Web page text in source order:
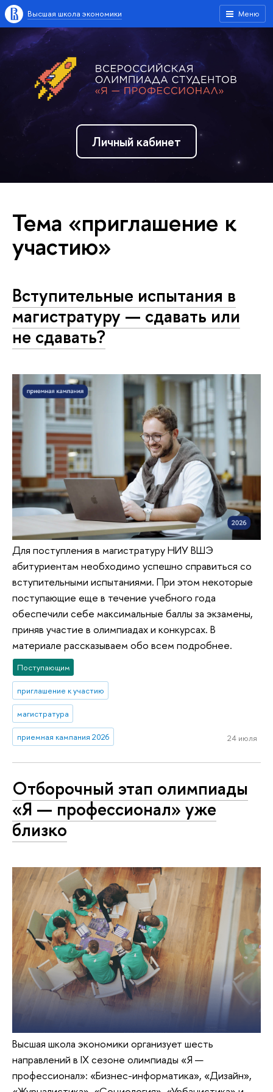
Меню
Высшая школа экономики
Личный кабинет
Тема «приглашение к
участию»
Вступительные испытания в
магистратуру — сдавать или
не сдавать?
Для поступления в магистратуру НИУ ВШЭ
абитуриентам необходимо успешно справиться со
вступительными испытаниями. При этом некоторые
поступающие еще в течение учебного года
обеспечили себе максимальные баллы за экзамены,
приняв участие в олимпиадах и конкурсах. В
материале рассказываем обо всем подробнее.
Поступающим
приглашение к участию
магистратура
приемная кампания 2026 24 июля
Отборочный этап олимпиады
«Я — профессионал» уже
близко
Высшая школа экономики организует шесть
направлений в IX сезоне олимпиады «Я —
профессионал»: «Бизнес-информатика», «Дизайн»,